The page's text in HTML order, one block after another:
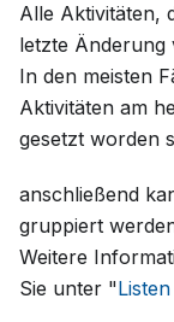
Alle Aktivitäten,
letzte Änderung
In den meisten
Aktivitäten am
gesetzt worden
anschließend
gruppiert
Weitere
Sie unter "